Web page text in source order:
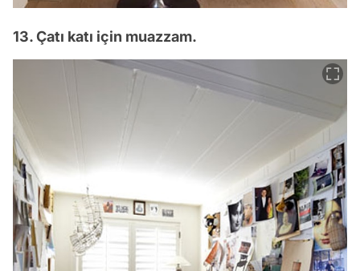
13. Çatı katı için muazzam.